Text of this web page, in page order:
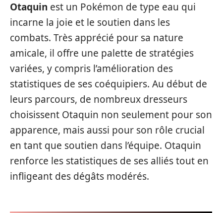
Otaquin est un Pokémon de type eau qui
incarne la joie et le soutien dans les
combats. Très apprécié pour sa nature
amicale, il offre une palette de stratégies
variées, y compris l’amélioration des
statistiques de ses coéquipiers. Au début de
leurs parcours, de nombreux dresseurs
choisissent Otaquin non seulement pour son
apparence, mais aussi pour son rôle crucial
en tant que soutien dans l’équipe. Otaquin
renforce les statistiques de ses alliés tout en
infligeant des dégâts modérés.